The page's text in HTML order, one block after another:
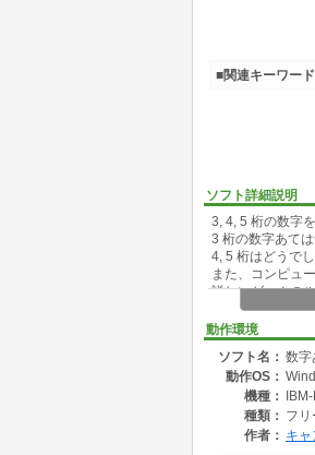
ソフト詳細説明
3, 4, 5 桁の数字
3 桁の数字あて
4, 5 桁はどうで
また、コンピュ
詳しいゲームの
動作環境
ソフト名： 数字
動作OS：
機種：
種類： フリ
作者： キャ
■関連キーワード